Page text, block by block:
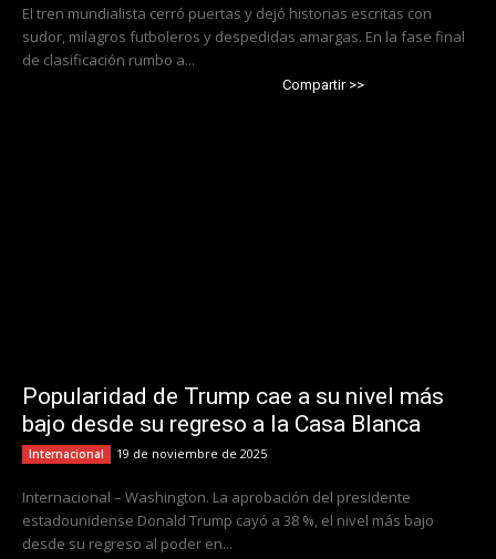
El tren mundialista cerró puertas y dejó historias escritas con
sudor, milagros futboleros y despedidas amargas. En la fase final
de clasificación rumbo a...
Compartir >>
Popularidad de Trump cae a su nivel más
bajo desde su regreso a la Casa Blanca
Internacional 19 de noviembre de 2025
Internacional – Washington. La aprobación del presidente
estadounidense Donald Trump cayó a 38 %, el nivel más bajo
desde su regreso al poder en...